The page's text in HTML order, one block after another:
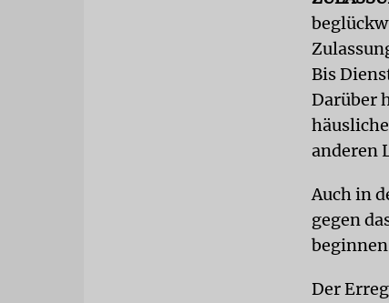
Bis
Darüber
anderen
Auch in
gegen
Der